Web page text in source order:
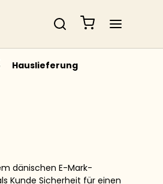
Hauslieferung
dänischen E-Mark-
Kunde Sicherheit für einen